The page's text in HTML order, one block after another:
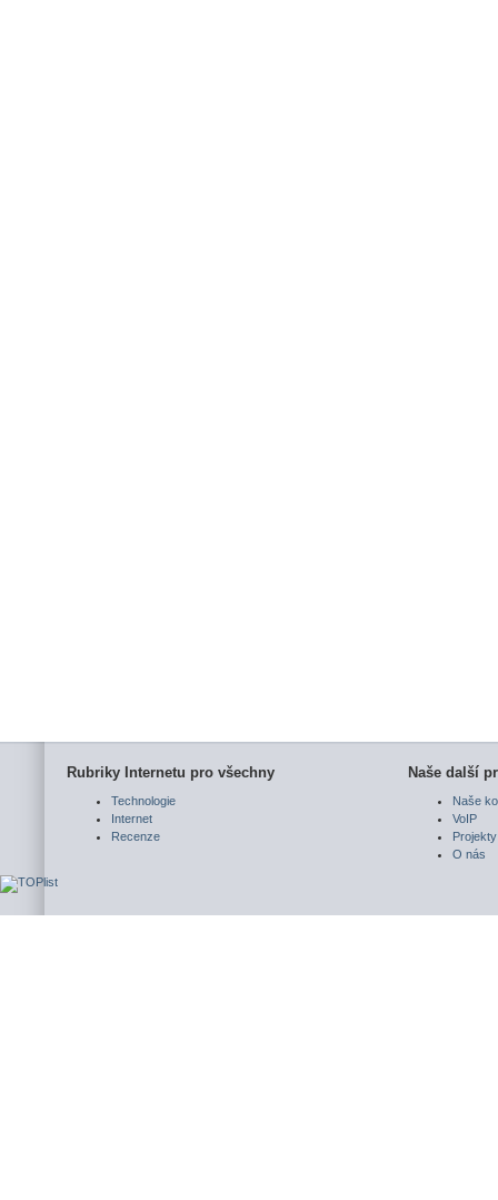
Rubriky Internetu pro všechny
Technologie
Internet
Recenze
Naše další
Naše
VoIP
Projekty
O nás